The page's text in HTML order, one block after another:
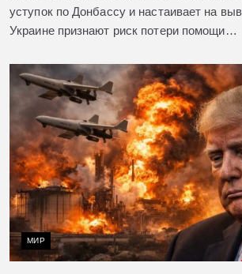
уступок по Донбассу и настаивает на
Украине признают риск потери помощи…
МИР